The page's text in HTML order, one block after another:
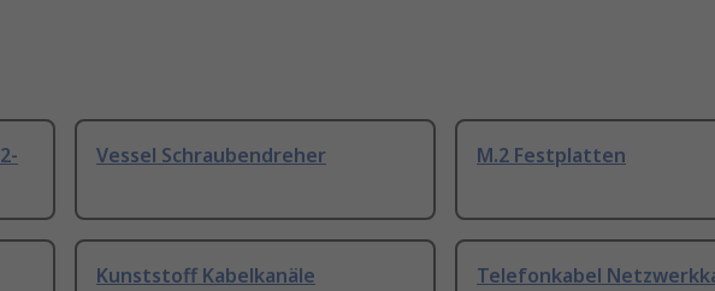
Vessel Schraubendreher M.2 Festplatten
Kunststoff Kabelkanäle Telefonkabel